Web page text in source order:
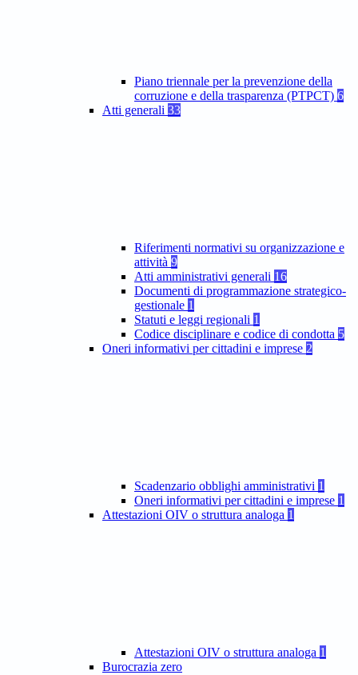
Piano triennale per la prevenzione della
corruzione e della trasparenza (PTPCT) 6
Atti generali 33
Riferimenti normativi su organizzazione e
attività 9
Atti amministrativi generali 16
Documenti di programmazione strategico-
gestionale 1
Statuti e leggi regionali 1
Codice disciplinare e codice di condotta 5
Oneri informativi per cittadini e imprese 2
Scadenzario obblighi amministrativi 1
Oneri informativi per cittadini e imprese 1
Attestazioni OIV o struttura analoga 1
Attestazioni OIV o struttura analoga 1
Burocrazia zero